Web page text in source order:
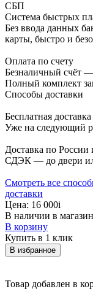
СБП
Система быстрых
Без ввода данных
карты, быстро и
Оплата по счету
Безналичный счёт
Полный комплект
Способы доставки
Бесплатная
Уже на следующий
Доставка по
СДЭК — до двери
Смотреть все
доставки
Цена: 16 000i
В наличии в
В корзину
Купить в 1 клик
В избранное
Товар добавлен в